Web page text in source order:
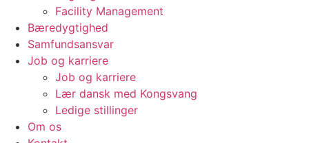
Facility Management
Bæredygtighed
Samfundsansvar
Job og karriere
Job og karriere
Lær dansk med Kongsvang
Ledige stillinger
Om os